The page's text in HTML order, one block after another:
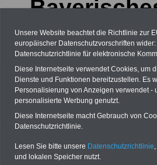
(BayGlG):
Unsere Website beachtet die Richtlinie zur
europäischer Datenschutzvorschriften
Datenschutzrichtlinie für elektronische
Diese Internetseite verwendet Cookies, um
Dienste und Funktionen bereitzustellen. Es
Personalisierung von Anzeigen verwendet
personalisierte Werbung genutzt.
Diese Internetseite macht Gebrauch von
Datenschutzrichtlinie.
Lesen Sie bitte unsere Datenschutzrichtlinie
und lokalen Speicher nutzt.